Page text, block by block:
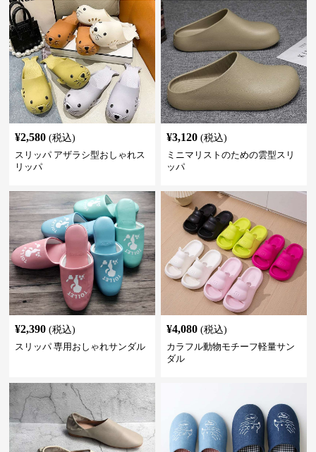
¥2,580 (税込)
スリッパ アザラシ型おしゃれス
リッパ
¥3,120 (税込)
ミニマリストのための雲型スリ
ッパ
¥2,390 (税込)
スリッパ 専用おしゃれサンダル
¥4,080 (税込)
カラフル動物モチーフ軽量サン
ダル